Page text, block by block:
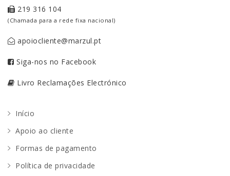
219 316 104
(Chamada para a rede fixa nacional)
apoiocliente@marzul.pt
Siga-nos no Facebook
Livro Reclamações Electrónico
Início
Apoio ao cliente
Formas de pagamento
Política de privacidade